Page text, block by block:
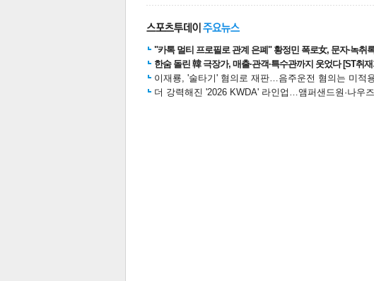
"카톡 멀티 프로필로 관계 은폐" 황정민 폭로女, 문자·녹취
한숨 돌린 韓 극장가, 매출·관객·특수관까지 웃었다 [ST취
이재룡, '술타기' 혐의로 재판…음주운전 혐의는 미적
더 강력해진 '2026 KWDA' 라인업…앰퍼샌드원·나우